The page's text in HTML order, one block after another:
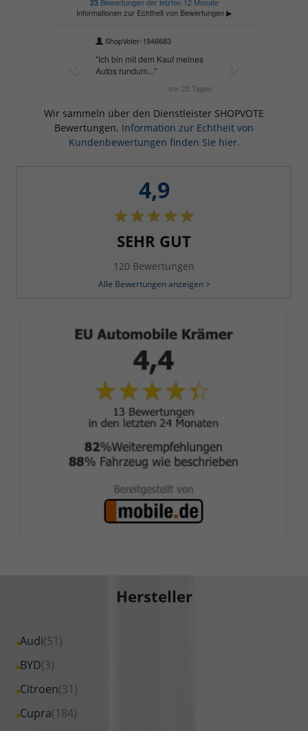
Wir sammeln über den Dienstleister SHOPVOTE
Bewertungen. Information zur Echtheit von
Kundenbewertungen finden Sie hier.
4,9
SEHR GUT
120 Bewertungen
Alle Bewertungen anzeigen >
Hersteller
Audi(51)
Alle
Fahrzeuge
Audi
anzeigen
BYD(3)
Alle
Fahrzeuge
BYD
Citroen(31)
Alle
Fahrzeuge
Cupra(184)
Alle